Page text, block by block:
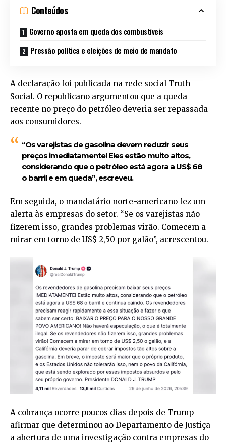
Conteúdos
Governo aposta em queda dos combustíveis
Pressão política e eleições de meio de mandato
A declaração foi publicada na rede social Truth
Social. O republicano argumentou que a queda
recente no preço do petróleo deveria ser repassada
aos consumidores.
“Os varejistas de gasolina devem reduzir seus
preços imediatamente! Eles estão muito altos,
considerando que o petróleo está agora a US$ 68
o barril e em queda”, escreveu.
Em seguida, o mandatário norte-americano fez um
alerta às empresas do setor. “Se os varejistas não
fizerem isso, grandes problemas virão. Comecem a
mirar em torno de US$ 2,50 por galão”, acrescentou.
A cobrança ocorre poucos dias depois de Trump
afirmar que determinou ao Departamento de Justiça
a abertura de uma investigação contra empresas do